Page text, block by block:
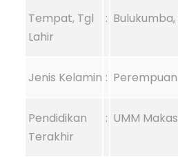
Tempat, Tgl
Lahir
:
Jenis Kelamin : Perempuan
Pendidikan
Terakhir
: UMM